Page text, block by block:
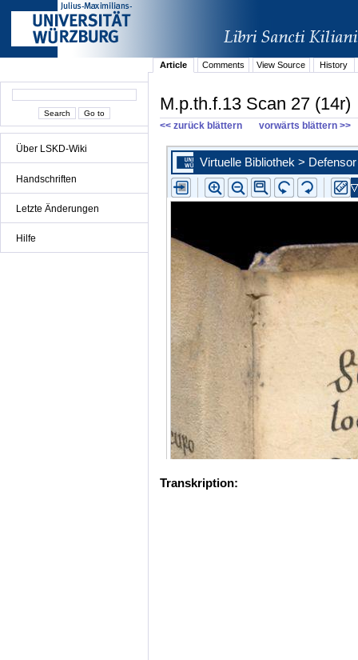
Über LSKD-Wiki
Handschriften
Letzte Änderungen
Hilfe
Article Comments View Source History
M.p.th.f.13 Scan 27 (14r)
<< zurück blättern vorwärts blättern >>
Transkription: